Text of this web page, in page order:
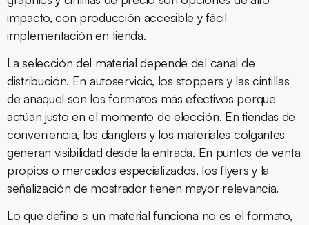
impacto, con producción accesible y fácil
implementación en tienda.
La selección del material depende del canal de
distribución. En autoservicio, los stoppers y las cintillas
de anaquel son los formatos más efectivos porque
actúan justo en el momento de elección. En tiendas de
conveniencia, los danglers y los materiales colgantes
generan visibilidad desde la entrada. En puntos de venta
propios o mercados especializados, los flyers y la
señalización de mostrador tienen mayor relevancia.
Lo que define si un material funciona no es el formato,